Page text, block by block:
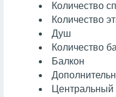
Количество
Количество
Душ
Количество
Балкон